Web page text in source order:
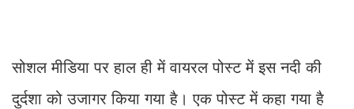
सोशल मीडिया पर हाल ही में वायरल पोस्ट में इस नदी की
दुर्दशा को उजागर किया गया है। एक पोस्ट में कहा गया है